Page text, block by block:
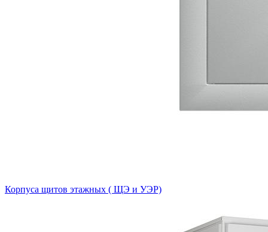
Корпуса щитов этажных ( ЩЭ и УЭР)